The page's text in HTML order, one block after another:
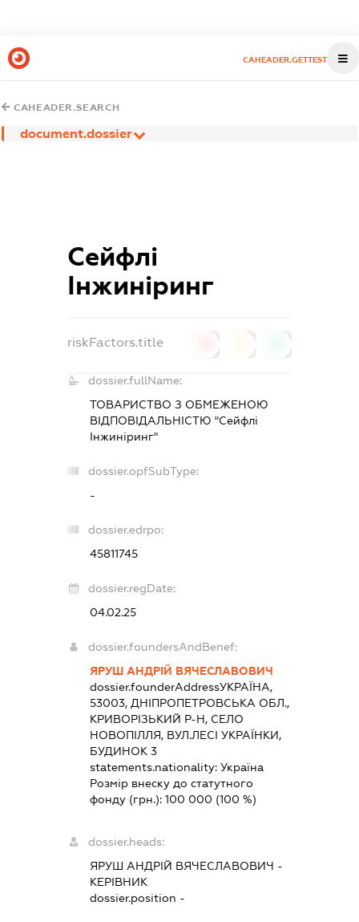
CAHEADER.GETTEST
CAHEADER.SEARCH
document.dossier
Сейфлі
Інжиніринг
riskFactors.title
dossier.fullName:
ТОВАРИСТВО З ОБМЕЖЕНОЮ
ВІДПОВІДАЛЬНІСТЮ "Сейфлі
Інжиніринг"
dossier.opfSubType:
-
dossier.edrpo:
45811745
dossier.regDate:
04.02.25
dossier.foundersAndBenef:
ЯРУШ АНДРІЙ ВЯЧЕСЛАВОВИЧ
dossier.founderAddressУКРАЇНА,
53003, ДНІПРОПЕТРОВСЬКА ОБЛ.,
КРИВОРІЗЬКИЙ Р-Н, СЕЛО
НОВОПІЛЛЯ, ВУЛ.ЛЕСІ УКРАЇНКИ,
БУДИНОК 3
statements.nationality:Україна
Розмір внеску до статутного
фонду (грн.):100 000 (100 %)
dossier.heads:
ЯРУШ АНДРІЙ ВЯЧЕСЛАВОВИЧ -
КЕРІВНИК
dossier.position -